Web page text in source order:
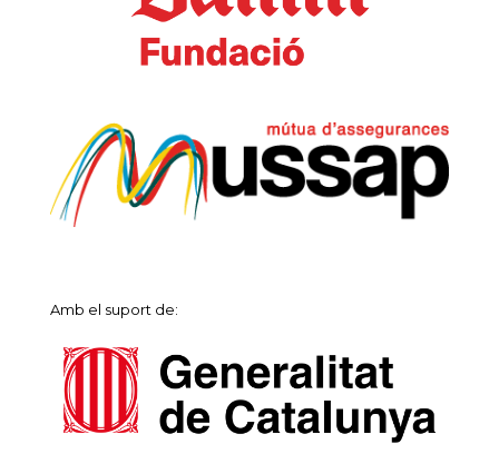
Amb el suport de: